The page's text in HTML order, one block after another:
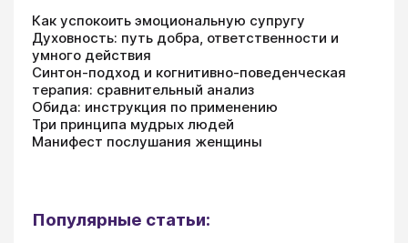
Как успокоить эмоциональную супругу
Духовность: путь добра, ответственности и
умного действия
Синтон-подход и когнитивно-поведенческая
терапия: сравнительный анализ
Обида: инструкция по применению
Три принципа мудрых людей
Манифест послушания женщины
Популярные статьи: